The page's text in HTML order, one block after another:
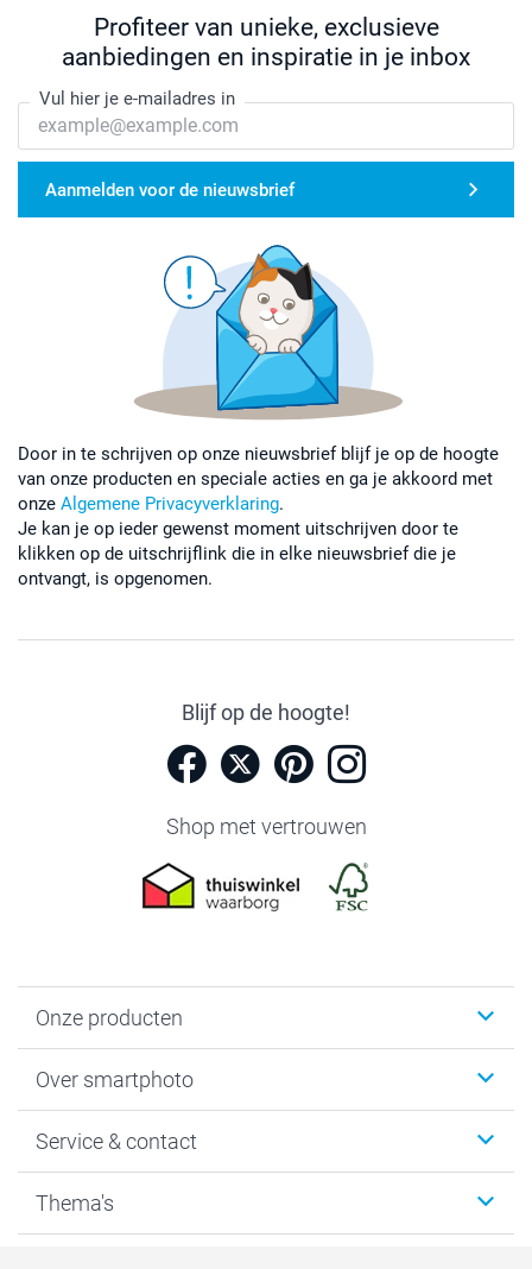
Profiteer van unieke, exclusieve
aanbiedingen en inspiratie in je inbox
Vul hier je e-mailadres in
Aanmelden voor de nieuwsbrief
Door in te schrijven op onze nieuwsbrief blijf je op de hoogte
van onze producten en speciale acties en ga je akkoord met
onze Algemene Privacyverklaring.
Je kan je op ieder gewenst moment uitschrijven door te
klikken op de uitschrijflink die in elke nieuwsbrief die je
ontvangt, is opgenomen.
Blijf op de hoogte!
Shop met vertrouwen
Onze producten
Fotoboeken
Fotocadeaus
Kaarten
Over smartphoto
Vacatures
Bestelproces
Service & contact
Tevredenheidsgarantie
Thema's